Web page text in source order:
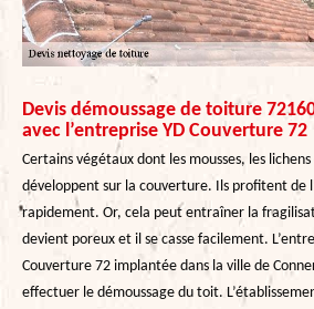
Devis démoussage de toiture
avec l’entreprise YD Couverture 72
Certains végétaux dont les mousses, les
développent sur la couverture. Ils profitent de
rapidement. Or, cela peut entraîner la
devient poreux et il se casse facilement.
Couverture 72 implantée dans la ville de
effectuer le démoussage du toit.